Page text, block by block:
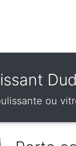
ou